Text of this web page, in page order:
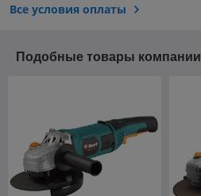
Все условия оплаты
Подобные товары компании